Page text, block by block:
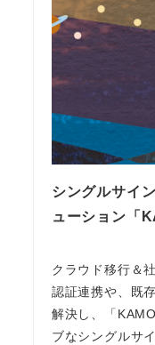
シングルサイ
ューション「
クラウド移行＆
認証連携や、既
解決し、「
ブなシングルサ